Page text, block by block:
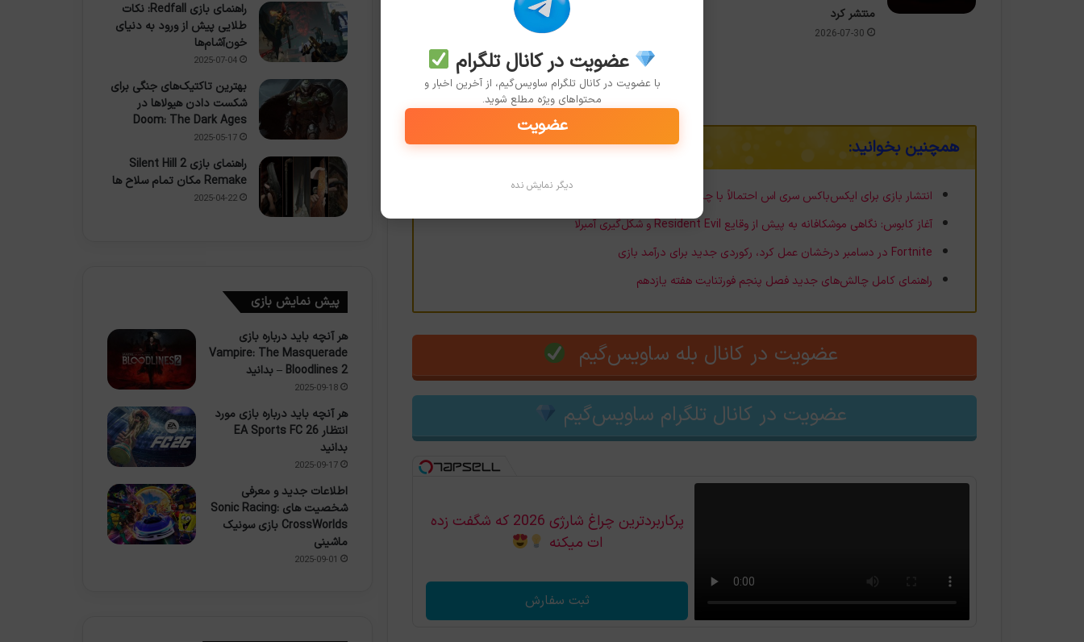
منتشر کرد
2026-07-30
2026-07-30
همچنین بخوانید:
انتشار بازی برای ایکس‌باکس سری اس احتمالاً با چالش‌های جدی رو به رو خواهد شد
آغاز کابوس: نگاهی موشکافانه به پیش از وقایع Resident Evil و شکل‌گیری آمبرلا
Fortnite در دسامبر درخشان عمل کرد، رکوردی جدید برای درآمد بازی
راهنمای کامل چالش‌های جدید فصل پنجم فورتنایت هفته یازدهم
عضویت در کانال بله ساویس‌گیم
عضویت در کانال تلگرام ساویس‌گیم
پرکاربردترین چراغ شارژی 2026 که شگفت زده
ات میکنه
ثبت سفارش
راهنمای بازی Redfall: نکات
طلایی پیش از ورود به دنیای
خون‌آشام‌ها
2025-07-04
بهترین تاکتیک‌های جنگی برای
شکست دادن هیولاها در
Doom: The Dark Ages
2025-05-17
راهنمای بازی Silent Hill 2
Remake مکان تمام سلاح ها
2025-04-22
پیش نمایش بازی
هر آنچه باید درباره بازی
Vampire: The Masquerade
– Bloodlines 2 بدانید
2025-09-18
هر آنچه باید درباره بازی مورد
انتظار EA Sports FC 26
بدانید
2025-09-17
اطلاعات جدید و معرفی
شخصیت های Sonic Racing:
CrossWorlds بازی سونیک
ماشینی
2025-09-01
عضویت در کانال تلگرام
با عضویت در کانال تلگرام ساویس‌گیم، از آخرین اخبار و
محتواهای ویژه مطلع شوید.
عضویت
دیگر نمایش نده